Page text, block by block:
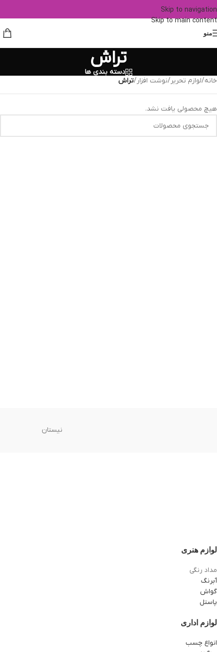
Skip to navigation
Skip to main content
منو
تراش
دسته بندی ها
خانه/لوازم تحریر/نوشت افزار/تراش
هیچ محصولی یافت نشد.
نیستان
لوازم هنری
مداد رنگی
آبرنگ
گواش
پاستل
لوازم اداری
انواع چسب